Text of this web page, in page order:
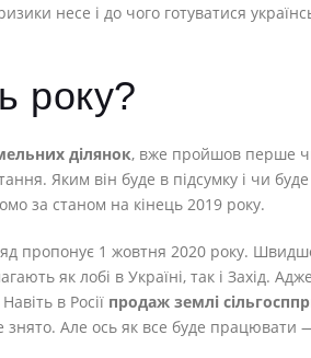
несе і до чого готуватися
року?
ділянок, вже пройшов перше
Яким він буде в підсумку і чи
за станом на кінець 2019 року.
пропонує 1 жовтня 2020 року.
як лобі в Україні, так і Захід.
в Росії продаж землі
Але ось як все буде працювати